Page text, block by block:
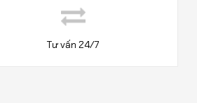
Tư vấn 24/7